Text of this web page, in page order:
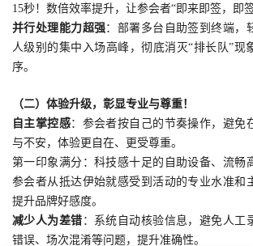
15秒！数倍效率提升，让参会者“即来即签，即签
并行处理能力超强：部署多台自助签到终端，
人级别的集中入场高峰，彻底消灭“排长队”现
序。
（二）体验升级，彰显专业与尊重！
自主掌控感：参会者按自己的节奏操作，避免
与不安，体验更自在、更受尊重。
第一印象满分：科技感十足的自助设备、流畅
参会者从抵达伊始就感受到活动的专业水准和
提升品牌好感度。
减少人为差错 ：系统自动核验信息，避免人工
错误、场次混淆等问题，提升准确性。